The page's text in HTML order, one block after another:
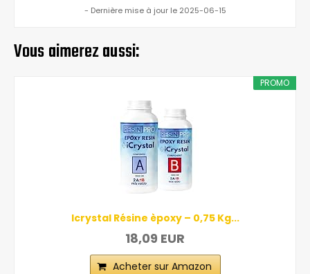
- Dernière mise à jour le 2025-06-15
Vous aimerez aussi:
PROMO
Icrystal Résine èpoxy – 0,75 Kg...
18,09 EUR
Acheter sur Amazon